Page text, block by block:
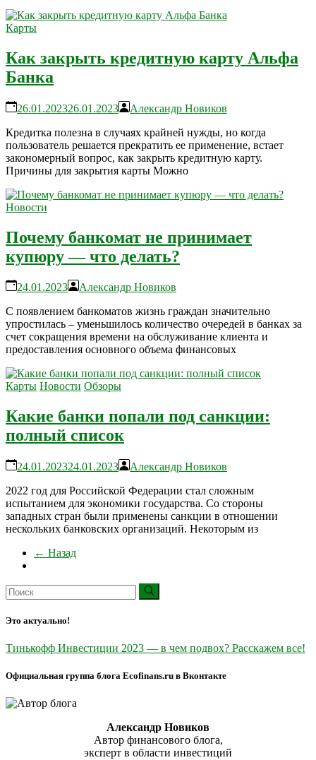
Карты
Как закрыть кредитную карту Альфа
Банка
26.01.202326.01.2023
Александр Новиков
Кредитка полезна в случаях крайней нужды, но когда
пользователь решается прекратить ее применение, встает
закономерный вопрос, как закрыть кредитную карту.
Причины для закрытия карты Можно
Новости
Почему банкомат не принимает
купюру — что делать?
24.01.2023
Александр Новиков
С появлением банкоматов жизнь граждан значительно
упростилась – уменьшилось количество очередей в банках за
счет сокращения времени на обслуживание клиента и
предоставления основного объема финансовых
Карты Новости Обзоры
Какие банки попали под санкции:
полный список
24.01.202324.01.2023
Александр Новиков
2022 год для Российской Федерации стал сложным
испытанием для экономики государства. Со стороны
западных стран были применены санкции в отношении
нескольких банковских организаций. Некоторым из
← Назад
Это актуально!
Тинькофф Инвестиции 2023 — в чем подвох? Расскажем все!
Официальная группа блога Ecofinans.ru в Вконтакте
Александр Новиков
Автор финансового блога,
эксперт в области инвестиций